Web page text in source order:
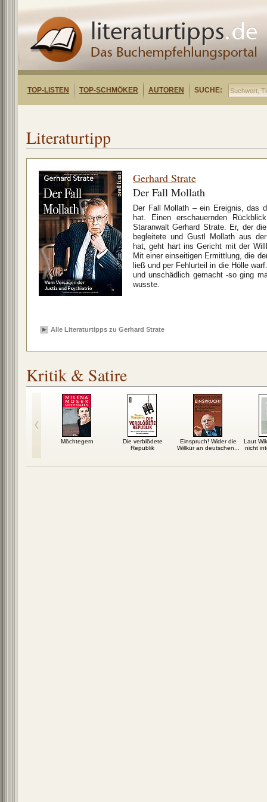
TOP-LISTEN TOP-SCHMÖKER AUTOREN SUCHE:
Literaturtipp
Gerhard Strate
Der Fall Mollath
Der Fall Mollath – ein Ereignis, das
hat. Einen erschauernden
Staranwalt Gerhard Strate. Er, der
begleitete und Gustl Mollath aus
hat, geht hart ins Gericht mit der
Mit einer einseitigen Ermittlung, die
ließ und per Fehlurteil in die Hölle
und unschädlich gemacht -so ging
wusste.
Alle Literaturtipps zu Gerhard Strate
Kritik & Satire
Möchtegern
Die verblödete
Republik
Einspruch! Wider die
Willkür an deutschen...
Laut
nicht